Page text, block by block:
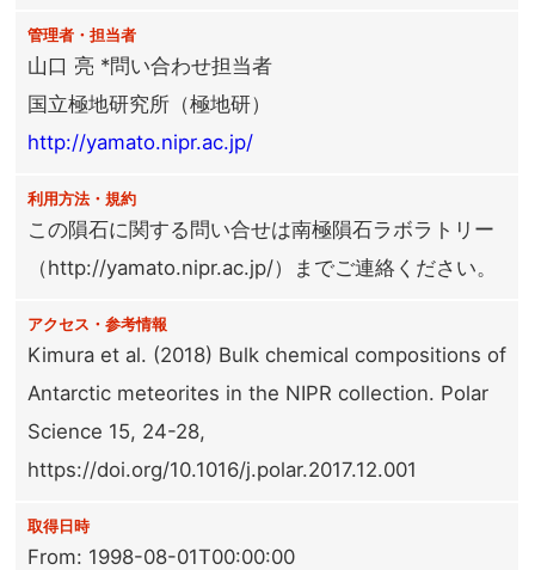
管理者・担当者
山口 亮 *問い合わせ担当者
国立極地研究所（極地研）
http://yamato.nipr.ac.jp/
利用方法・規約
この隕石に関する問い合せは南極隕石ラボラトリー
（http://yamato.nipr.ac.jp/）までご連絡ください。
アクセス・参考情報
Kimura et al. (2018) Bulk chemical compositions of
Antarctic meteorites in the NIPR collection. Polar
Science 15, 24-28,
https://doi.org/10.1016/j.polar.2017.12.001
取得日時
From: 1998-08-01T00:00:00